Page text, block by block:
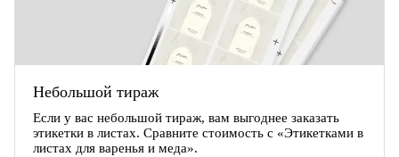
Небольшой тираж
Если у вас небольшой тираж, вам выгоднее заказать
этикетки в листах. Сравните стоимость с «Этикетками в
листах для варенья и меда».